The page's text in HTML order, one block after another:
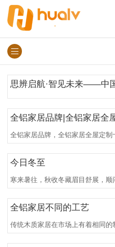
思辨启航·智见未来——中
全铝家居品牌|全铝家居全
全铝家居品牌，全铝家居全屋定制
今日冬至
寒来暑往，秋收冬藏眉目舒展，顺
全铝家居不同的工艺
传统木质家居在市场上有着相同的